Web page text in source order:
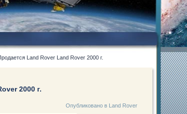
Land Rover Land Rover 2000 г.
2000 г.
Опубликовано в Land Rover